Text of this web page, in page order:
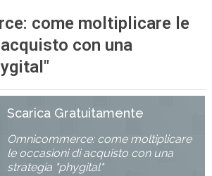
come moltiplicare le
con una
Scarica Gratuitamente
Omnicommerce: come moltiplicare
le occasioni di acquisto con una
strategia "phygital"